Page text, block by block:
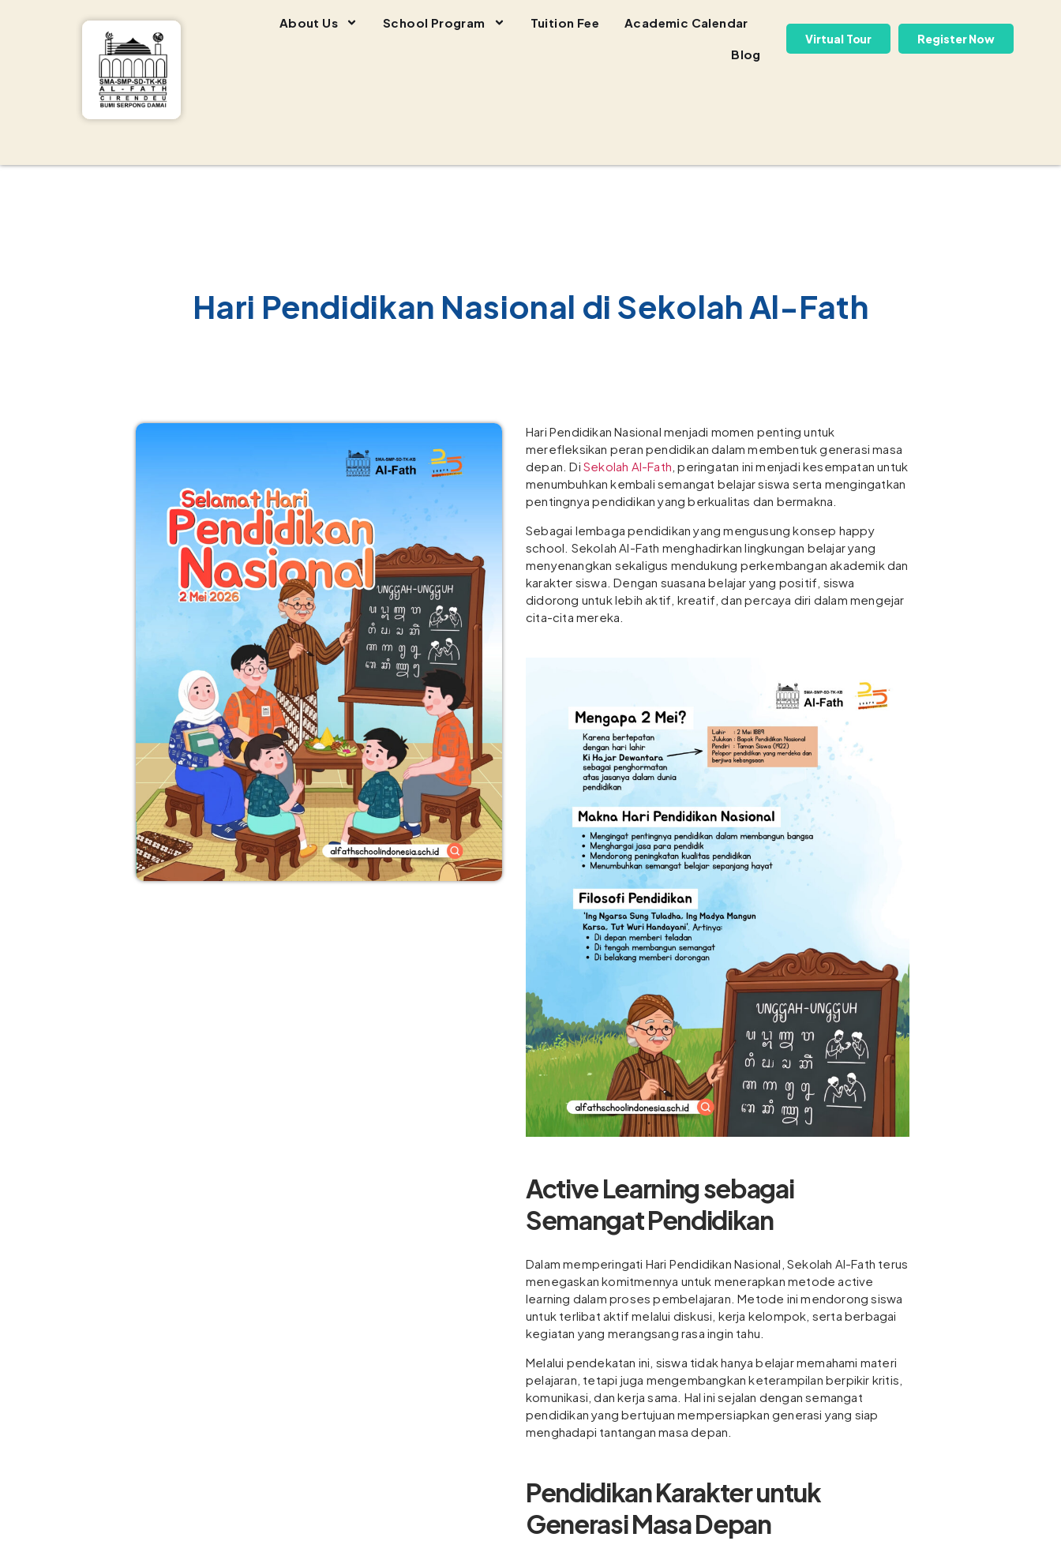
About Us School Program Tuition Fee Academic Calendar
Blog
Virtual Tour Register Now
Hari Pendidikan Nasional di Sekolah Al-Fath
Hari Pendidikan Nasional menjadi momen penting untuk
merefleksikan peran pendidikan dalam membentuk generasi masa
depan. Di Sekolah Al-Fath , peringatan ini menjadi kesempatan untuk
menumbuhkan kembali semangat belajar siswa serta mengingatkan
pentingnya pendidikan yang berkualitas dan bermakna.
Sebagai lembaga pendidikan yang mengusung konsep happy
school. Sekolah Al-Fath menghadirkan lingkungan belajar yang
menyenangkan sekaligus mendukung perkembangan akademik dan
karakter siswa. Dengan suasana belajar yang positif, siswa
didorong untuk lebih aktif, kreatif, dan percaya diri dalam mengejar
cita-cita mereka.
Active Learning sebagai
Semangat Pendidikan
Dalam memperingati Hari Pendidikan Nasional, Sekolah Al-Fath terus
menegaskan komitmennya untuk menerapkan metode active
learning dalam proses pembelajaran. Metode ini mendorong siswa
untuk terlibat aktif melalui diskusi, kerja kelompok, serta berbagai
kegiatan yang merangsang rasa ingin tahu.
Melalui pendekatan ini, siswa tidak hanya belajar memahami materi
pelajaran, tetapi juga mengembangkan keterampilan berpikir kritis,
komunikasi, dan kerja sama. Hal ini sejalan dengan semangat
pendidikan yang bertujuan mempersiapkan generasi yang siap
menghadapi tantangan masa depan.
Pendidikan Karakter untuk
Generasi Masa Depan